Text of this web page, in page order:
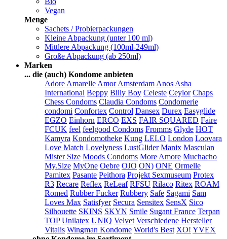
Vegan
Menge
Sachets / Probierpackungen
Kleine Abpackung (unter 100 ml)
Mittlere Abpackung (100ml-249ml)
Große Abpackung (ab 250ml)
Marken
... die (auch) Kondome anbieten
Adore Amarelle Amor Amsterdam Anos Asha
International Beppy Billy Boy Celeste Ceylor Chaps
Chess Condoms Claudia Condoms Condomerie
condomi Confortex Control Dansex Durex Easyglide
EGZO Einhorn ERCO EXS FAIR SQUARED Faire
FCUK feel feelgood Condoms Fromms Glyde HOT
Kamyra Kondomotheke Kung LELO London Loovara
Love Match Lovelyness LustGlider Manix Masculan
Mister Size Moods Condoms More Amore Muchacho
My.Size MyOne Oebre OJO ON) ONE Ormelle
Pamitex Pasante Peithora Projekt Sexmuseum Protex
R3 Recare Reflex ReLeaf RFSU Rilaco Ritex ROAM
Romed Rubber Fucker Rubbery Safe Sagami Sam
Loves Max Satisfyer Secura Sensitex SensX Sico
Silhouette SKINS SKYN Smile Sugant France Terpan
TOP Unilatex UNIQ Velvet Verschiedene Hersteller
Vitalis Wingman Kondome World's Best XO! YVEX